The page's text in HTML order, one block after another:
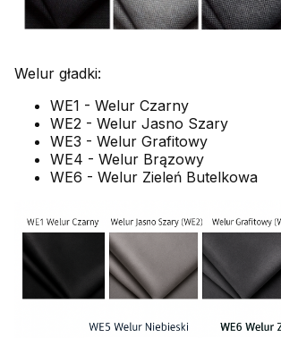
Welur gładki:
WE1 - Welur Czarny
WE2 - Welur Jasno Szary
WE3 - Welur Grafitowy
WE4 - Welur Brązowy
WE6 - Welur Zieleń Butelkowa